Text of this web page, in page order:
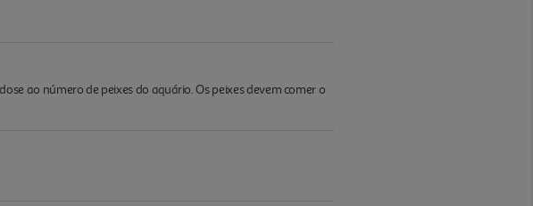
ao número de peixes do aquário. Os peixes devem comer o